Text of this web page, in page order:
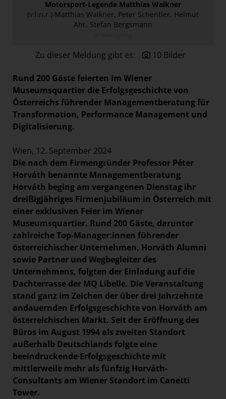
Paradies Garten
Swiss Life Select
The Companion
The Hoxton
Unibail-Rodamco-Westfield
Vöslauer
MEDIA
KONTAKT
Motorsport-Legende Matthias Walkner
(v.l.n.r.) Matthias Walkner, Peter Schentler, Helmut
Ahr, Stefan Bergsmann
Zu dieser Meldung gibt es: 10 Bilder
Rund 200 Gäste feierten im Wiener
Museumsquartier die Erfolgsgeschichte von
Österreichs führender Managementberatung für
Transformation, Performance Management und
Digitalisierung.
Wien, 12. September 2024
Die nach dem Firmengründer Professor Péter
Horváth benannte Managementberatung
Horváth beging am vergangenen Dienstag ihr
dreißigjähriges Firmenjubiläum in Österreich mit
einer exklusiven Feier im Wiener
Museumsquartier. Rund 200 Gäste, darunter
zahlreiche Top-Manager:innen führender
österreichischer Unternehmen, Horváth Alumni
sowie Partner und Wegbegleiter des
Unternehmens, folgten der Einladung auf die
Dachterrasse der MQ Libelle. Die Veranstaltung
stand ganz im Zeichen der über drei Jahrzehnte
andauernden Erfolgsgeschichte von Horváth am
österreichischen Markt. Seit der Eröffnung des
Büros im August 1994 als zweiten Standort
außerhalb Deutschlands folgte eine
beeindruckende Erfolgsgeschichte mit
mittlerweile mehr als fünfzig Horváth-
Consultants am Wiener Standort im Canetti
Tower.